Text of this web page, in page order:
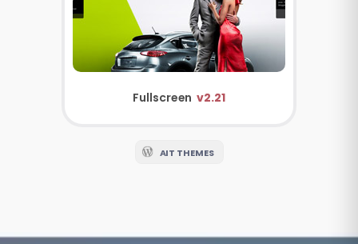
Fullscreen v2.21
AIT THEMES